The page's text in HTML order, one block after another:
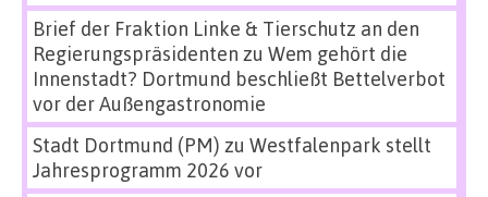
Brief der Fraktion Linke & Tierschutz an den
Regierungspräsidenten zu Wem gehört die
Innenstadt? Dortmund beschließt Bettelverbot
vor der Außengastronomie
Stadt Dortmund (PM) zu Westfalenpark stellt
Jahresprogramm 2026 vor